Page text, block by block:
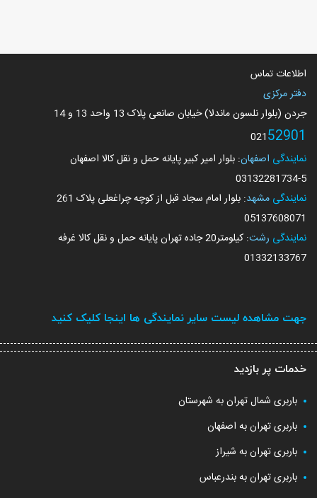
اطلاعات تماس
دفتر مرکزی
جردن (بلوار نلسون ماندلا) خیابان صانعی پلاک 13 واحد 13 و 14
02152901
نمایندگی اصفهان: بلوار امیر کبیر پایانه حمل و نقل کالا اصفهان
03132281734-5
نمایندگی مشهد: بلوار امام سجاد قبل از کوچه چراغعلی پلاک 261
05137608071
نمایندگی رشت: کیلومتر20 جاده تهران پایانه حمل و نقل کالا غرفه
01332133767
جهت مشاهده لیست سایر نمایندگی ها اینجا کلیک کنید
خدمات پر بازدید
باربری شمال تهران به شهرستان
باربری تهران به اصفهان
باربری تهران به شیراز
باربری تهران به بندرعباس